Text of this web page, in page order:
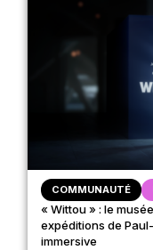
COMMUNAUTÉ
« Wittou » : le
expéditions de
immersive